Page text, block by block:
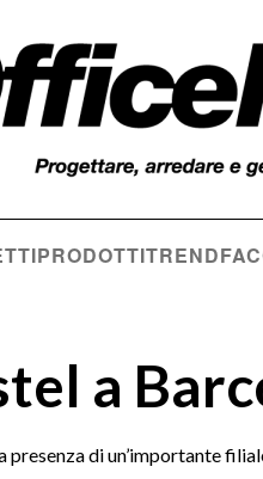
PRODOTTITREND
a
di un’importante